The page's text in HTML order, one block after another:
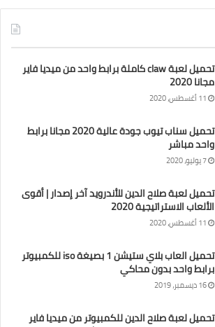
تحميل لعبة claw كاملة برابط واحد من ميديا فاير
مجانا 2020
11 أغسطس، 2020
تحميل سناب تيوب جودة عالية 2020 مجانا برابط
واحد مباشر
7 يوليو، 2020
تحميل لعبة صلاح الدين للأندرويد آخر إصدار | أقوى
الألعاب الاستراتيجية 2020
11 أغسطس، 2020
تحميل العاب بلاي ستيشن 1 بصيغة iso للكمبيوتر
برابط واحد بدون محاكي
16 ديسمبر، 2019
تحميل لعبة صلاح الدين للكمبيوتر من ميديا فاير